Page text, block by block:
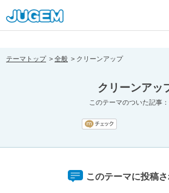
[pear_error: message="Success" code=0
prefix="" info=""]
テーマトップ 全般 クリーンアップ
クリーンアッ
このテーマのついた記事
このテーマに投稿